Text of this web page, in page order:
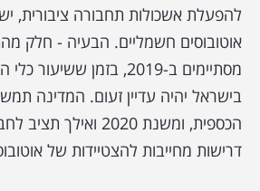
להפעלת אשכולות תחבורה ציבורית,
אוטובוסים חשמליים. הבעיה - חלק
מסתיימים ב-2019, בזמן
בישראל יהיה עדיין זעום. המדינה
הכספית, ומשנת 2020
דרישות מחייבות להצטיידות של